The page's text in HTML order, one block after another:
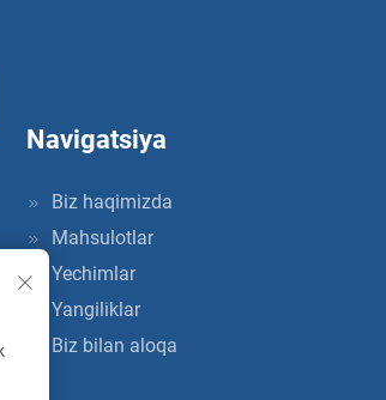
Navigatsiya
Biz haqimizda
Mahsulotlar
Yechimlar
Yangiliklar
Biz bilan aloqa